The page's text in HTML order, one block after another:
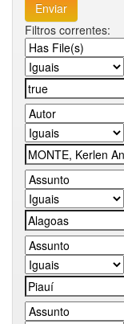
Filtros correntes: